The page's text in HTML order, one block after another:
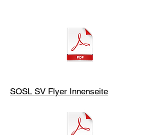
SOSL SV Flyer Innenseite